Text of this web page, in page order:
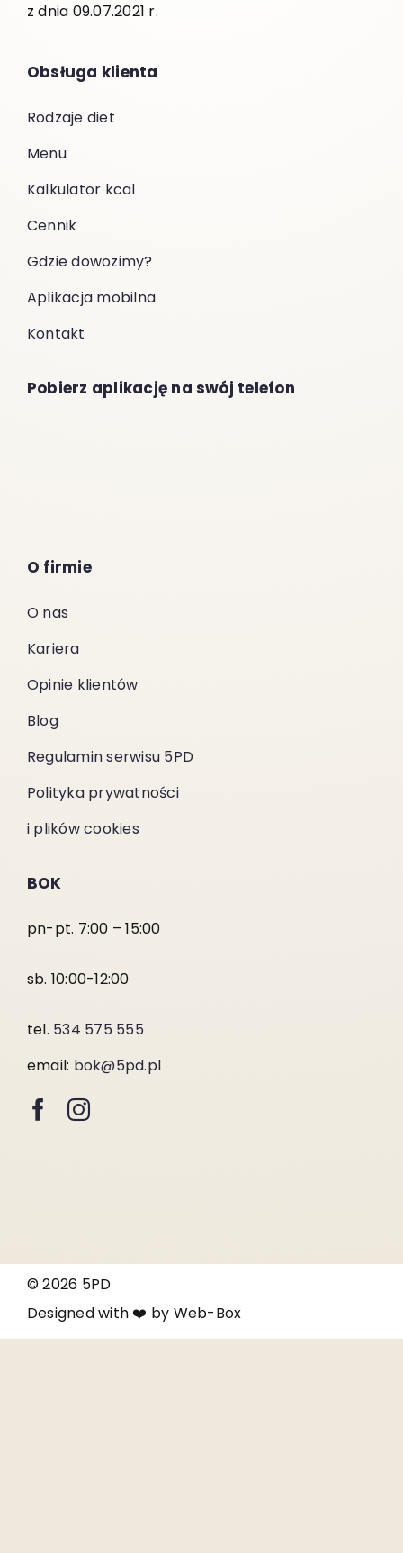
z dnia 09.07.2021 r.
Obsługa klienta
Rodzaje diet
Menu
Kalkulator kcal
Cennik
Gdzie dowozimy?
Aplikacja mobilna
Kontakt
Pobierz aplikację na swój telefon
O firmie
O nas
Kariera
Opinie klientów
Blog
Regulamin serwisu 5PD
Polityka prywatności
i plików cookies
BOK
pn-pt. 7:00 – 15:00
sb. 10:00-12:00
tel. 534 575 555
email: bok@5pd.pl
© 2026 5PD
Designed with ❤️ by Web-Box